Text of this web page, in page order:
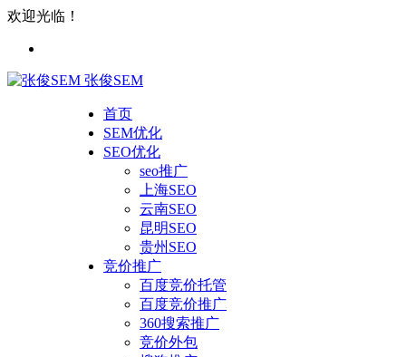
欢迎光临！
张俊SEM
首页
SEM优化
SEO优化
seo推广
上海SEO
云南SEO
昆明SEO
贵州SEO
竞价推广
百度竞价托管
百度竞价推广
360搜索推广
竞价外包